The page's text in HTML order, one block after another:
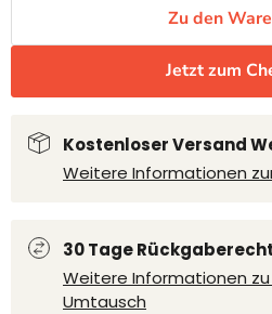
Zu den
Jetzt zum
Kostenloser Versand
Weitere Informationen
30 Tage
Weitere Informationen
Umtausch